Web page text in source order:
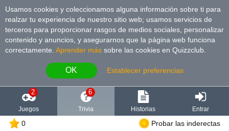
Usamos cookies y coleccionamos alguna información sobre ti para
realzar tu experiencia de nuestro sitio web; usamos servicios de
terceros para proporcionar rasgos de medios sociales, personalizar
contenido y anuncios, y asegurarnos que la página web funciona
correctamente. Aprender más sobre las cookies en Quizzclub.
OK Establecer preferencias
2
Juegos
6
Trivia Historias Entrar
0 Probar las inderectas